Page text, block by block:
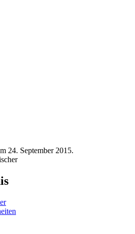
24. September 2015.